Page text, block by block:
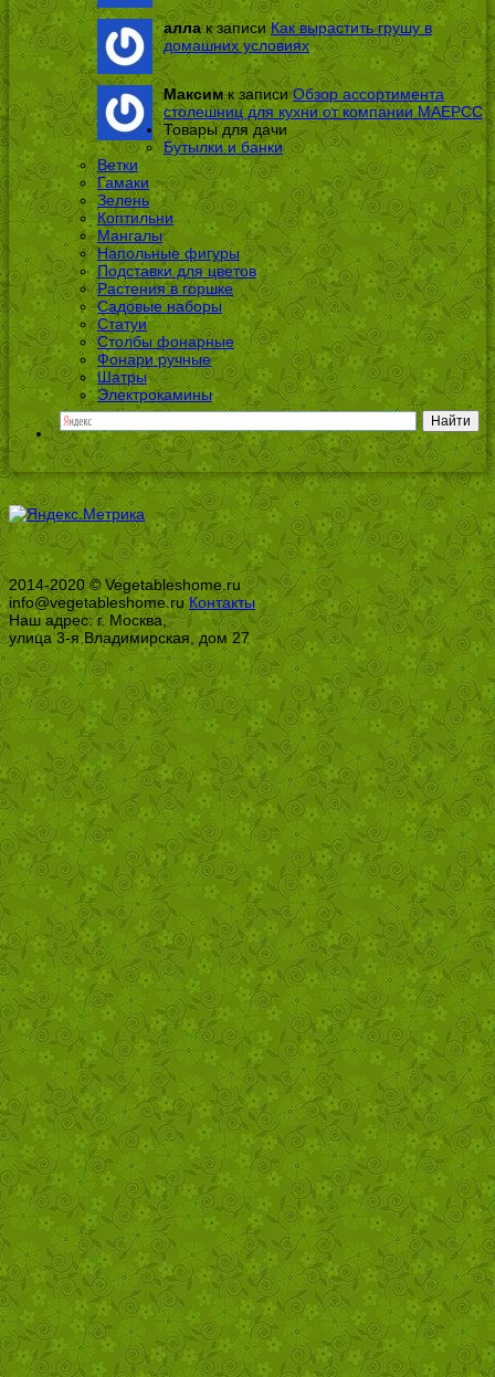
аллак записи Как вырастить грушу в
домашних условиях
Максимк записиОбзор ассортимента
столешниц для кухни от компании МАЕРСС
Товары для дачи
Бутылки и банки
Ветки
Гамаки
Зелень
Коптильни
Мангалы
Напольные фигуры
Подставки для цветов
Растения в горшке
Садовые наборы
Статуи
Столбы фонарные
Фонари ручные
Шатры
Электрокамины
2014-2020 © Vegetableshome.ru
info@vegetableshome.ruКонтакты
Наш адрес: г. Москва,
улица 3-я Владимирская, дом 27